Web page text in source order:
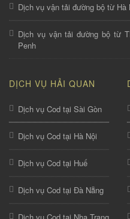
Dịch vụ vận tải đường bộ từ Hà
Dịch vụ vận tải đường bộ từ
Penh
DỊCH VỤ HẢI QUAN
Dịch vụ Cod tại Sài Gòn
Dịch vụ Cod tại Hà Nội
Dịch vụ Cod tại Huế
Dịch vụ Cod tại Đà Nẵng
Dịch vụ Cod tại Nha Trang